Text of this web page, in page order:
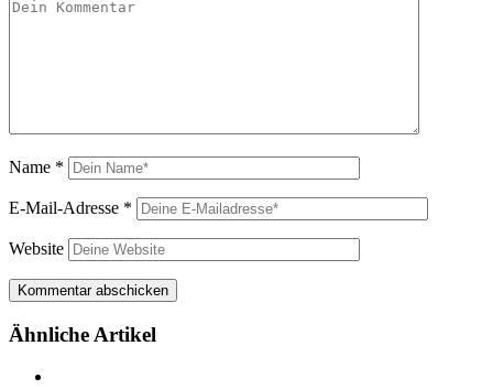
Name *
E-Mail-Adresse *
Website
Ähnliche Artikel